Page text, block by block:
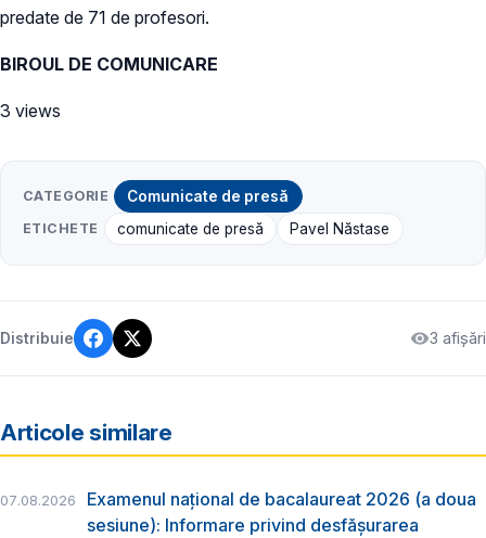
predate de 71 de profesori.
BIROUL DE COMUNICARE
3 views
CATEGORIE Comunicate de presă
ETICHETE comunicate de presă Pavel Năstase
Distribuie 3 afișări
Articole similare
07.08.2026
Examenul național de bacalaureat 2026 (a doua
sesiune): Informare privind desfășurarea